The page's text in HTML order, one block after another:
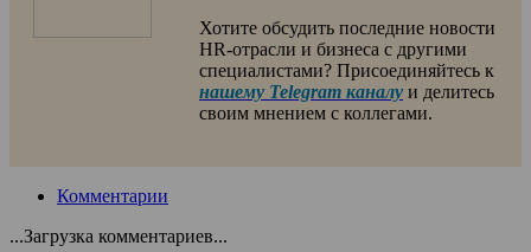
Хотите обсудить последние новости
HR-отрасли и бизнеса с другими
специалистами? Присоединяйтесь к
нашему Telegram каналу и делитесь
своим мнением с коллегами.
Комментарии
...Загрузка комментариев...